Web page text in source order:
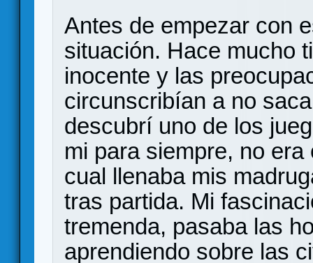
Antes de empezar con
situación. Hace mucho
inocente y las
circunscribían a no
descubrí uno de los
mi para siempre, no era
cual llenaba mis
tras partida. Mi
tremenda, pasaba las
aprendiendo sobre las